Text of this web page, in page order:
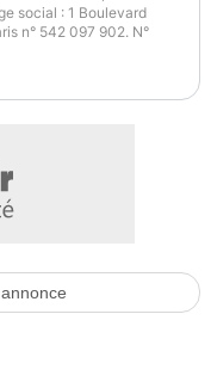
social : 1 Boulevard
n° 542 097 902. N°